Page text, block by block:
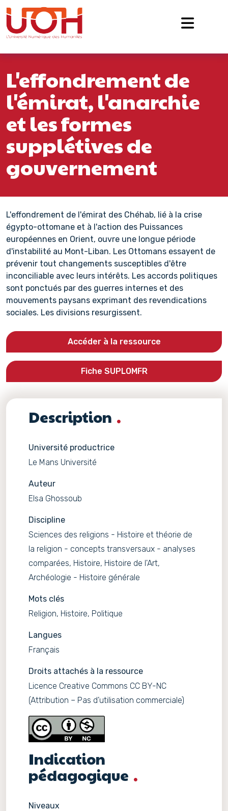
Passer au contenu
Navigation principale
L'effondrement de
l'émirat, l'anarchie
et les formes
supplétives de
gouvernement
L'effondrement de l'émirat des Chéhab, lié à la crise
égypto-ottomane et à l'action des Puissances
européennes en Orient, ouvre une longue période
d'instabilité au Mont-Liban. Les Ottomans essayent de
prévenir tout changements susceptibles d'être
inconciliable avec leurs intérêts. Les accords politiques
sont ponctués par des guerres internes et des
mouvements paysans exprimant des revendications
sociales. Les divisions resurgissent.
Accéder à la ressource
Fiche SUPLOMFR
Description
Université productrice
Le Mans Université
Auteur
Elsa Ghossoub
Discipline
Sciences des religions - Histoire et théorie de
la religion - concepts transversaux - analyses
comparées, Histoire, Histoire de l'Art,
Archéologie - Histoire générale
Mots clés
Religion, Histoire, Politique
Langues
Français
Droits attachés à la ressource
Licence Creative Commons CC BY-NC
(Attribution – Pas d’utilisation commerciale)
Indication
pédagogique
Niveaux